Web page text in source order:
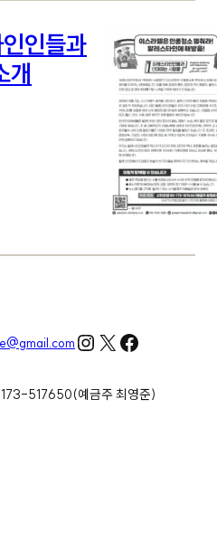
인들과
개
Instagram
X Facebook
517650(예금주 최영준)